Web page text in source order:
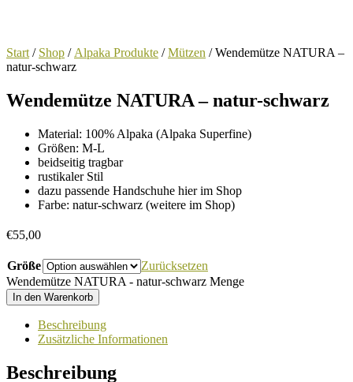
Start / Shop / Alpaka Produkte /Mützen / Wendemütze NATURA –
natur-schwarz
Wendemütze NATURA – natur-schwarz
Material: 100% Alpaka (Alpaka Superfine)
Größen: M-L
beidseitig tragbar
rustikaler Stil
dazu passende Handschuhe hier im Shop
Farbe: natur-schwarz (weitere im Shop)
€55,00
Größe
Zurücksetzen
Wendemütze NATURA - natur-schwarz Menge
In den Warenkorb
Beschreibung
Zusätzliche Informationen
Beschreibung